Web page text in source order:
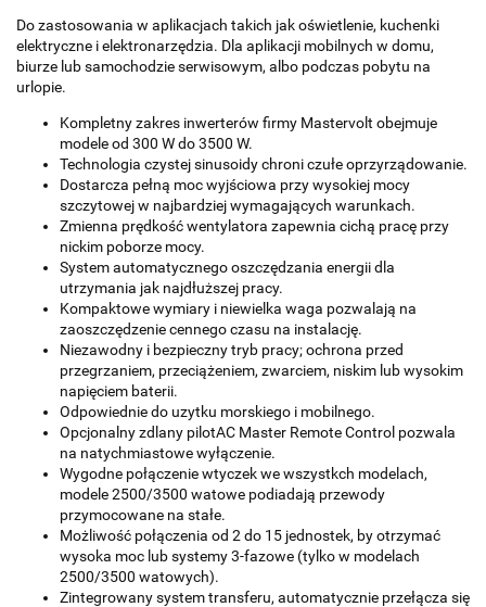
Do zastosowania w aplikacjach takich jak oświetlenie, kuchenki
elektryczne i elektronarzędzia. Dla aplikacji mobilnych w domu,
biurze lub samochodzie serwisowym, albo podczas pobytu na
urlopie.
Kompletny zakres inwerterów firmy Mastervolt obejmuje
modele od 300 W do 3500 W.
Technologia czystej sinusoidy chroni czułe oprzyrządowanie.
Dostarcza pełną moc wyjściowa przy wysokiej mocy
szczytowej w najbardziej wymagających warunkach.
Zmienna prędkość wentylatora zapewnia cichą pracę przy
nickim poborze mocy.
System automatycznego oszczędzania energii dla
utrzymania jak najdłuższej pracy.
Kompaktowe wymiary i niewielka waga pozwalają na
zaoszczędzenie cennego czasu na instalację.
Niezawodny i bezpieczny tryb pracy; ochrona przed
przegrzaniem, przeciążeniem, zwarciem, niskim lub wysokim
napięciem baterii.
Odpowiednie do uzytku morskiego i mobilnego.
Opcjonalny zdlany pilotAC Master Remote Control pozwala
na natychmiastowe wyłączenie.
Wygodne połączenie wtyczek we wszystkch modelach,
modele 2500/3500 watowe podiadają przewody
przymocowane na stałe.
Możliwość połączenia od 2 do 15 jednostek, by otrzymać
wysoka moc lub systemy 3-fazowe (tylko w modelach
2500/3500 watowych).
Zintegrowany system transferu, automatycznie przełącza się